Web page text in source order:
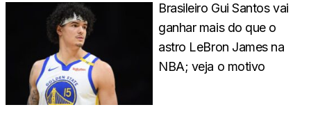
Brasileiro Gui Santos vai
ganhar mais do que o
astro LeBron James na
NBA; veja o motivo